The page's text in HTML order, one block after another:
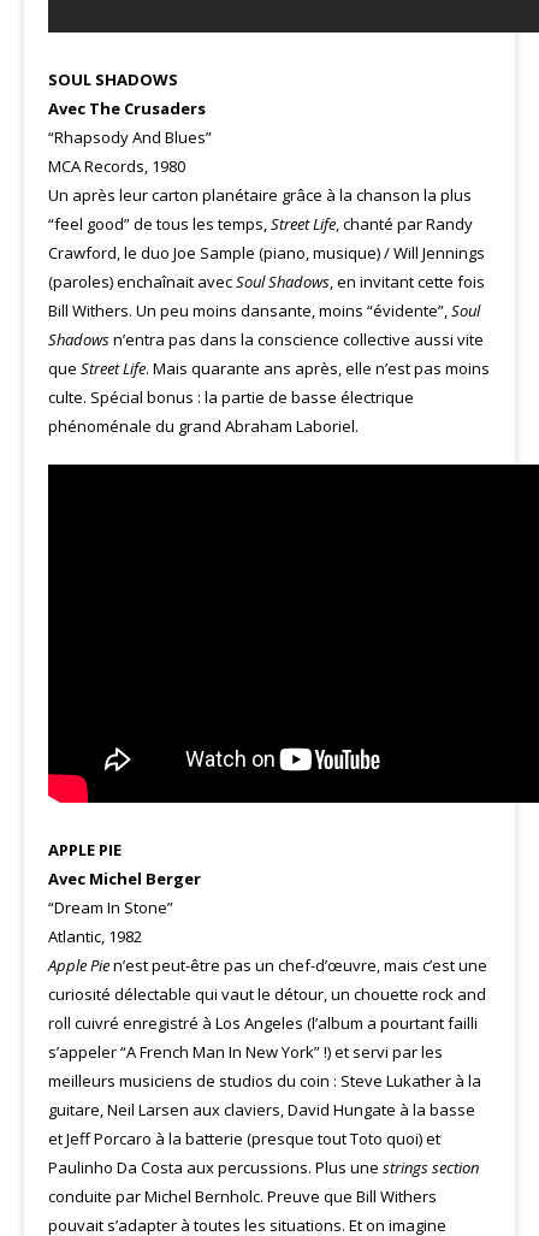
SOUL SHADOWS
Avec The Crusaders
“Rhapsody And Blues”
MCA Records, 1980
Un après leur carton planétaire grâce à la chanson la plus
“feel good” de tous les temps,Street Life, chanté par Randy
Crawford, le duo Joe Sample (piano, musique) / Will Jennings
(paroles) enchaînait avecSoul Shadows, en invitant cette fois
Bill Withers. Un peu moins dansante, moins “évidente”,Soul
Shadowsn’entra pas dans la conscience collective aussi vite
que Street Life. Mais quarante ans après, elle n’est pas moins
culte. Spécial bonus : la partie de basse électrique
phénoménale du grand Abraham Laboriel.
APPLE PIE
Avec Michel Berger
“Dream In Stone”
Atlantic, 1982
Apple Pien’est peut-être pas un chef-d’œuvre, mais c’est une
curiosité délectable qui vaut le détour, un chouette rock and
roll cuivré enregistré à Los Angeles (l’album a pourtant failli
s’appeler “A French Man In New York” !) et servi par les
meilleurs musiciens de studios du coin : Steve Lukather à la
guitare, Neil Larsen aux claviers, David Hungate à la basse
et Jeff Porcaro à la batterie (presque tout Toto quoi) et
Paulinho Da Costa aux percussions. Plus une strings section
conduite par Michel Bernholc. Preuve que Bill Withers
pouvait s’adapter à toutes les situations. Et on imagine